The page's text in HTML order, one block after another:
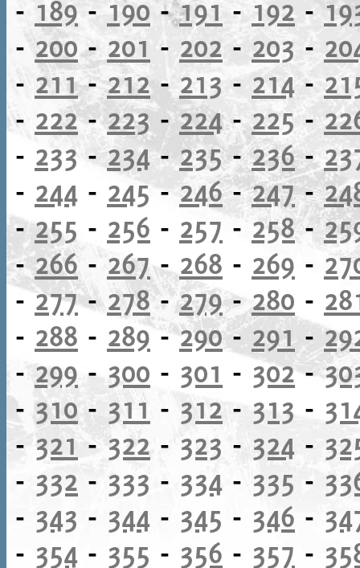
- 189- 190 -191- 192 -
-200-201 - 202 - 203 -
- 211-212-213- 214-
- 222-223-224- 225-
- 233 -234- 235-236-
- 244 - 245-246-247-
-255 - 256 - 257 - 258-
-266 - 267- 268 - 269 -
-277-278-279-280 -
- 288 - 289-290-291 -
-299 - 300 - 301 - 302-
-310-311 - 312- 313 -
-321 -322 - 323 - 324 -
- 332 - 333 - 334 - 335 -
- 343 - 344 - 345 - 346 -
- 354 - 355 - 356 - 357 -